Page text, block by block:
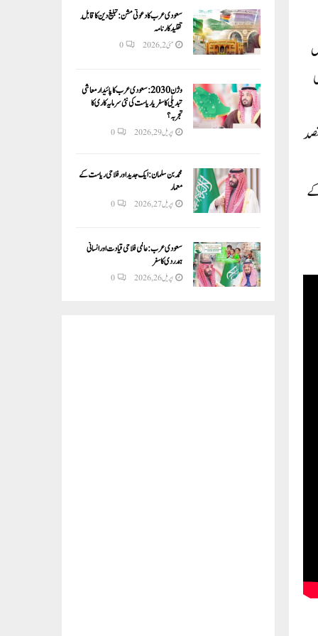
سعودی عرب کا دعوتی مشن: تبلیغ دین کا قابلِ
تقلید کارنامہ
مئی 2, 2026 0
وژن 2030:سعودی عرب کا پائیدار معاشی
تبدیلی کا سفر یا ریاست کی نئی سرمایہ کاری کا
تجربہ؟
اپریل 29, 2026 0
محمد بن سلمان: ایک جدید اور فلاحی ریاست کے
معمار
اپریل 27, 2026 0
سعودی عرب: عالمی فلاحی قیادت اور انسانی
ہمدردی کا سفر
اپریل 26, 2026 0